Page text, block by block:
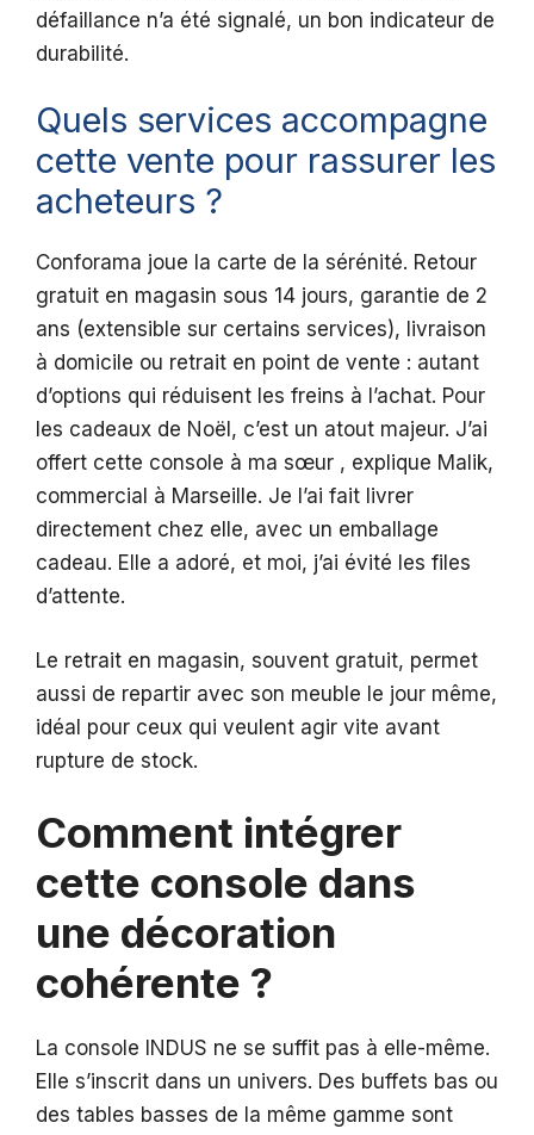
défaillance n’a été signalé, un bon indicateur de
durabilité.
Quels services accompagne
cette vente pour rassurer les
acheteurs ?
Conforama joue la carte de la sérénité. Retour
gratuit en magasin sous 14 jours, garantie de 2
ans (extensible sur certains services), livraison
à domicile ou retrait en point de vente : autant
d’options qui réduisent les freins à l’achat. Pour
les cadeaux de Noël, c’est un atout majeur. J’ai
offert cette console à ma sœur , explique Malik,
commercial à Marseille. Je l’ai fait livrer
directement chez elle, avec un emballage
cadeau. Elle a adoré, et moi, j’ai évité les files
d’attente.
Le retrait en magasin, souvent gratuit, permet
aussi de repartir avec son meuble le jour même,
idéal pour ceux qui veulent agir vite avant
rupture de stock.
Comment intégrer
cette console dans
une décoration
cohérente ?
La console INDUS ne se suffit pas à elle-même.
Elle s’inscrit dans un univers. Des buffets bas ou
des tables basses de la même gamme sont